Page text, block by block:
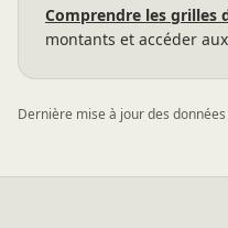
Comprendre les grilles
montants et accéder
Dernière mise à jour des